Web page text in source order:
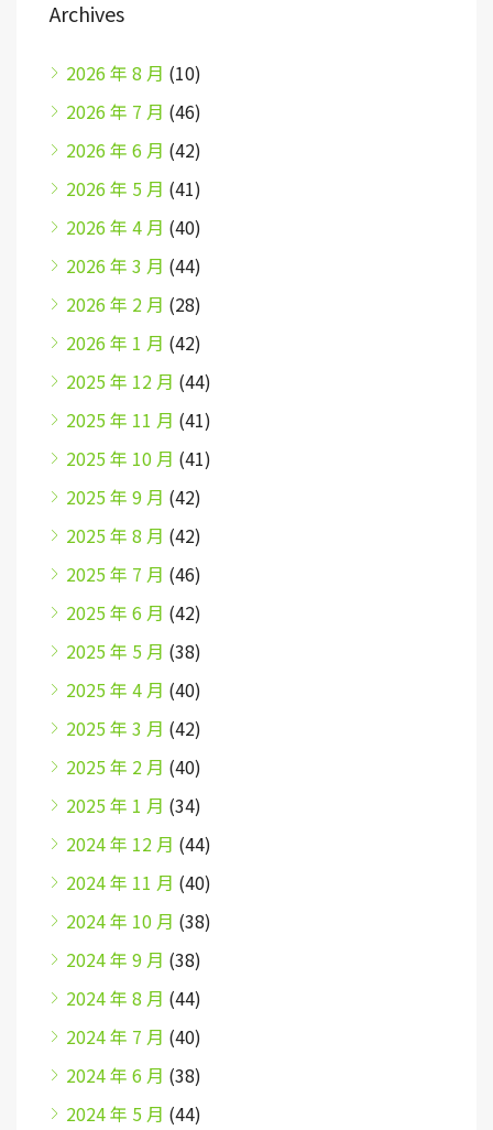
Archives
2026 年 8 月 (10)
2026 年 7 月 (46)
2026 年 6 月 (42)
2026 年 5 月 (41)
2026 年 4 月 (40)
2026 年 3 月 (44)
2026 年 2 月 (28)
2026 年 1 月 (42)
2025 年 12 月 (44)
2025 年 11 月 (41)
2025 年 10 月 (41)
2025 年 9 月 (42)
2025 年 8 月 (42)
2025 年 7 月 (46)
2025 年 6 月 (42)
2025 年 5 月 (38)
2025 年 4 月 (40)
2025 年 3 月 (42)
2025 年 2 月 (40)
2025 年 1 月 (34)
2024 年 12 月 (44)
2024 年 11 月 (40)
2024 年 10 月 (38)
2024 年 9 月 (38)
2024 年 8 月 (44)
2024 年 7 月 (40)
2024 年 6 月 (38)
2024 年 5 月 (44)